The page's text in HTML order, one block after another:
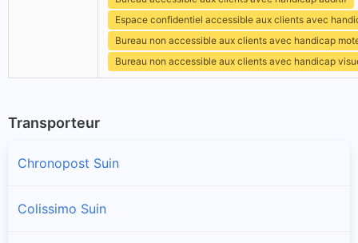
Espace confidentiel accessible aux clients avec
Bureau non accessible aux clients avec handicap
Bureau non accessible aux clients avec handicap
Transporteur
Chronopost Suin
Colissimo Suin